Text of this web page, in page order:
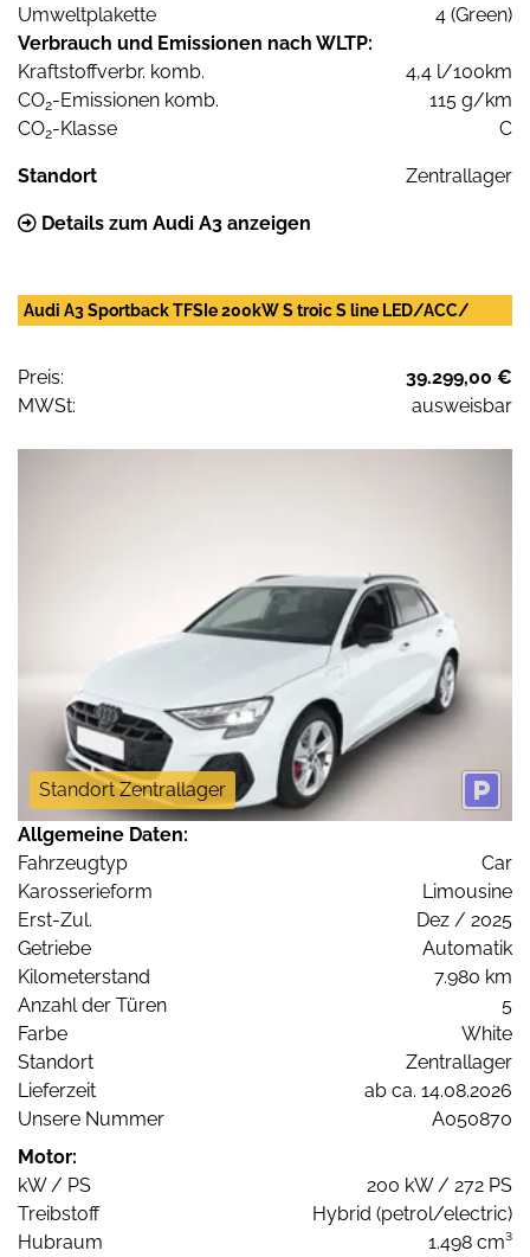
Umweltplakette
4 (Green)
Verbrauch und Emissionen nach WLTP:
Kraftstoffverbr. komb.
4,4 l/100km
CO2-Emissionen komb.
115 g/km
CO2-Klasse C
Standort Zentrallager
Details zum Audi A3 anzeigen
Audi A3 Sportback TFSIe 200kW S troic S line LED/ACC/
Preis:
39.299,00 €
MWSt:
ausweisbar
Standort Zentrallager
Allgemeine Daten:
Fahrzeugtyp
Car
Karosserieform
Limousine
Erst-Zul.
Dez / 2025
Getriebe
Automatik
Kilometerstand
7.980 km
Anzahl der Türen
5
Farbe
White
Standort
Zentrallager
Lieferzeit
ab ca. 14.08.2026
Unsere Nummer
A050870
Motor:
kW / PS
200 kW / 272 PS
Treibstoff
Hybrid (petrol/electric)
Hubraum
1.498 cm³